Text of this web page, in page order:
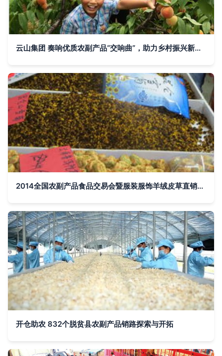
云山集团 奏响优质农副产品“交响曲”，助力乡村振兴新乐章
2014全国农副产品食品交易会暨服装服饰羊绒皮草直销展盛大开幕
开仓助农 832个脱贫县农副产品销路探索与开拓